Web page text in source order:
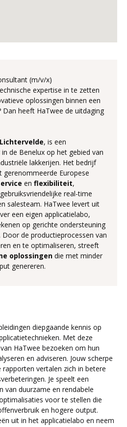
(m/v/x)
expertise in te zetten
oplossingen binnen een
Dan heeft HaTwee de uitdaging
Lichtervelde, is een
de Benelux op het gebied van
lakkerijen. Het bedrijf
Europese
en flexibiliteit,
real-time
salesteam. HaTwee levert uit
een eigen applicatielabo,
op gerichte ondersteuning
de productieprocessen van
en te optimaliseren, streeft
oplossingen die met minder
genereren.
diepgaande kennis op
Met deze
HaTwee bezoeken om hun
en adviseren. Jouw scherpe
vertalen zich in betere
Je speelt een
van duurzame en rendabele
voor te stellen die
en hogere output.
uit in het applicatielabo en neem